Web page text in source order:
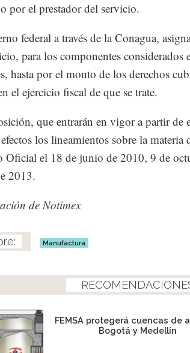
por el prestador del servicio.
federal a través de la Conagua,
para los componentes considerados
hasta por el monto de los derechos
el ejercicio fiscal de que se trate.
que entrarán en vigor a partir de
los lineamientos sobre la
Oficial el 18 de junio de 2010, 9 de
2013.
de Notimex
Manufactura
FEMSA protegerá cuencas de
Bogotá y Medellín